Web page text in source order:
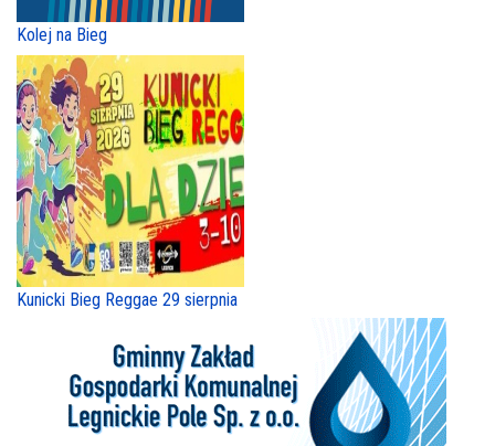
Kolej na Bieg
Kunicki Bieg Reggae 29 sierpnia